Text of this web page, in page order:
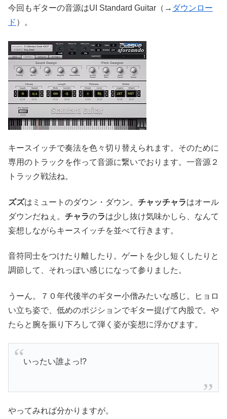
今回もギターの音源はUI Standard Guitar（→ ダウンロー
ド ）。
キースイッチで奏法を色々切り替えられます。そのために
専用のトラックを作って音源に繋いでおります。一音源２
トラック戦法ね。
ズズはミュートのダウン・ダウン。 チャッチャラはオール
ダウンだねぇ。 チャラのラは少し抜け気味かしら、なんて
妄想しながらキースイッチを並べて行きます。
音符同士をつけたり離したり。ゲートを少し短くしたりと
調節して、それっぽい感じになって参りました。
うーん。７０年代後半のギター小僧みたいな感じ。ヒョロ
い立ち姿で、低めのポジションでギター提げて内股で。や
たらと腕を振り下ろして弾く姿が妄想に浮かびます。
いったい誰よっ!?
やってみれば分かりますが。